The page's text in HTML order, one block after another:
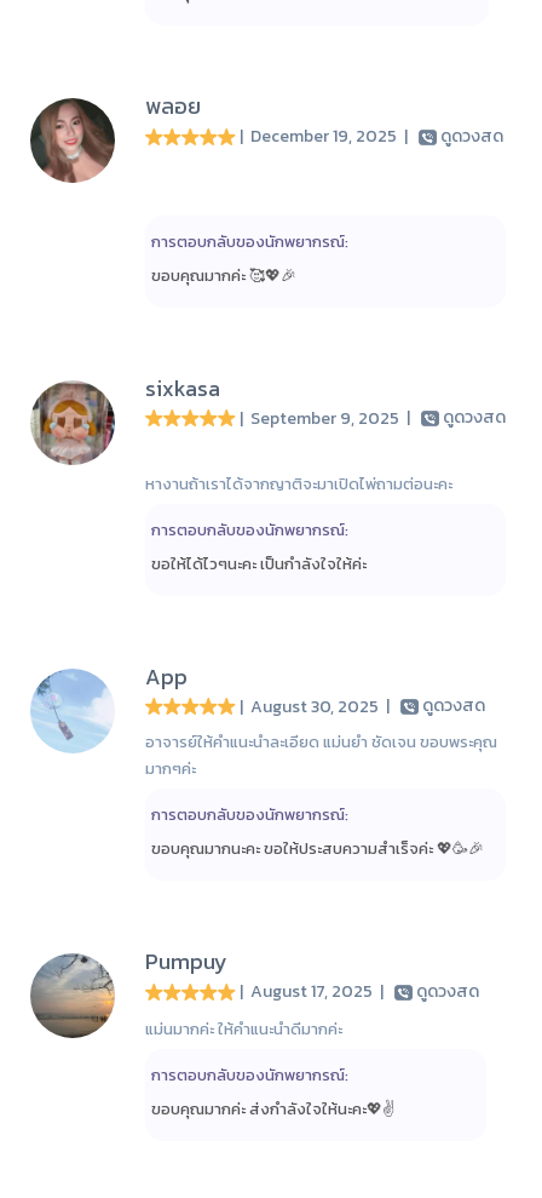
พลอย
| December 19, 2025 | ดูดวงสด
การตอบกลับของนักพยากรณ์:
ขอบคุณมากค่ะ 🥰💖🎉
sixkasa
| September 9, 2025 | ดูดวงสด
หางานถ้าเราได้จากญาติจะมาเปิดไพ่ถามต่อนะคะ
การตอบกลับของนักพยากรณ์:
ขอให้ได้ไวๆนะคะ เป็นกำลังใจให้ค่ะ
App
| August 30, 2025 | ดูดวงสด
อาจารย์ให้คำแนะนำละเอียด แม่นยำ ชัดเจน ขอบพระคุณ
มากๆค่ะ
การตอบกลับของนักพยากรณ์:
ขอบคุณมากนะคะ ขอให้ประสบความสำเร็จค่ะ 💖🥳🎉
Pumpuy
| August 17, 2025 | ดูดวงสด
แม่นมากค่ะ ให้คำแนะนำดีมากค่ะ
การตอบกลับของนักพยากรณ์:
ขอบคุณมากค่ะ ส่งกำลังใจให้นะคะ💖✌️